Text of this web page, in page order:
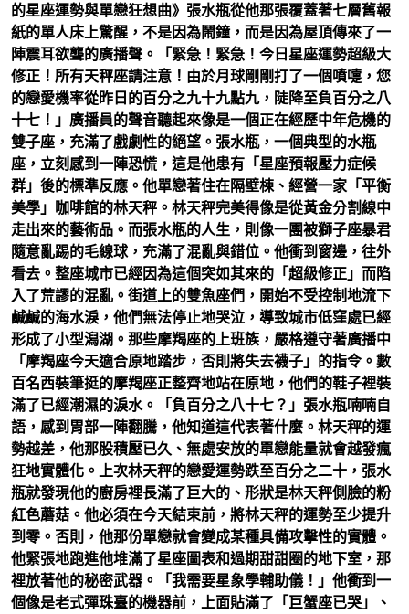
的星座運勢與單戀狂想曲》張水瓶從他那張覆蓋著七層舊報
紙的單人床上驚醒，不是因為鬧鐘，而是因為屋頂傳來了一
陣震耳欲聾的廣播聲。「緊急！緊急！今日星座運勢超級大
修正！所有天秤座請注意！由於月球剛剛打了一個噴嚏，您
的戀愛機率從昨日的百分之九十九點九，陡降至負百分之八
十七！」廣播員的聲音聽起來像是一個正在經歷中年危機的
雙子座，充滿了戲劇性的絕望。張水瓶，一個典型的水瓶
座，立刻感到一陣恐慌，這是他患有「星座預報壓力症候
群」後的標準反應。他單戀著住在隔壁棟、經營一家「平衡
美學」咖啡館的林天秤。林天秤完美得像是從黃金分割線中
走出來的藝術品。而張水瓶的人生，則像一團被獅子座暴君
隨意亂踢的毛線球，充滿了混亂與錯位。他衝到窗邊，往外
看去。整座城市已經因為這個突如其來的「超級修正」而陷
入了荒謬的混亂。街道上的雙魚座們，開始不受控制地流下
鹹鹹的海水淚，他們無法停止地哭泣，導致城市低窪處已經
形成了小型潟湖。那些摩羯座的上班族，嚴格遵守著廣播中
「摩羯座今天適合原地踏步，否則將失去襪子」的指令。數
百名西裝筆挺的摩羯座正整齊地站在原地，他們的鞋子裡裝
滿了已經潮濕的淚水。「負百分之八十七？」張水瓶喃喃自
語，感到胃部一陣翻騰，他知道這代表著什麼。林天秤的運
勢越差，他那股積壓已久、無處安放的單戀能量就會越發瘋
狂地實體化。上次林天秤的戀愛運勢跌至百分之二十，張水
瓶就發現他的廚房裡長滿了巨大的、形狀是林天秤側臉的粉
紅色蘑菇。他必須在今天結束前，將林天秤的運勢至少提升
到零。否則，他那份單戀就會變成某種具備攻擊性的實體。
他緊張地跑進他堆滿了星座圖表和過期甜甜圈的地下室，那
裡放著他的秘密武器。「我需要星象學輔助儀！」他衝到一
個像是老式彈珠臺的機器前，上面貼滿了「巨蟹座已哭」、